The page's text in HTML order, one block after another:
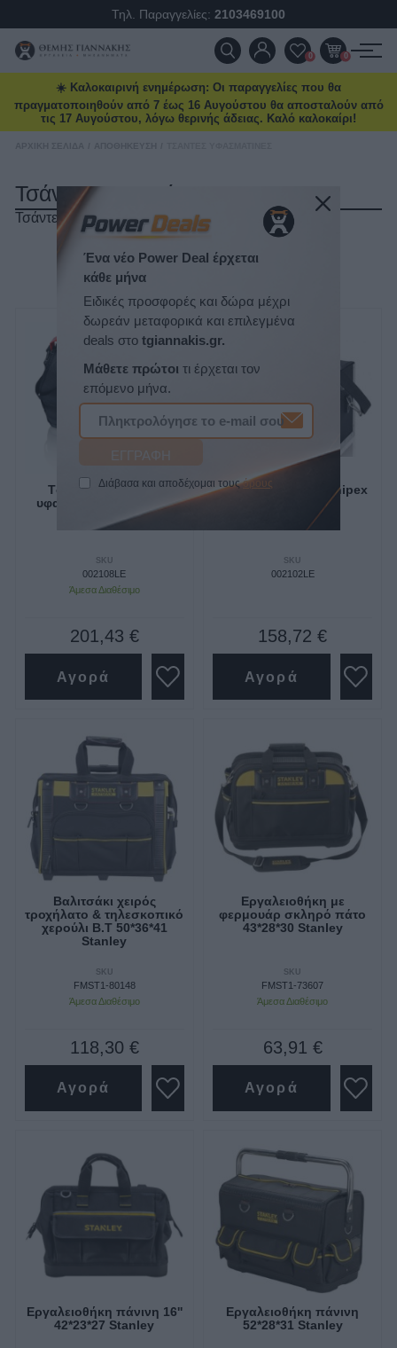
Τηλ. Παραγγελίες: 2103469100
ΠΡΟΪΌΝΤΑ
ΠΡΟΣΦΟΡΈΣ
ΕΠΙΚΟΙΝΩΝΊΑ
ΝΈΑ & ΆΡΘΡΑ
0 0
☀️ Καλοκαιρινή ενημέρωση: Οι παραγγελίες που θα
πραγματοποιηθούν από 7 έως 16 Αυγούστου θα αποσταλούν από
τις 17 Αυγούστου, λόγω θερινής άδειας. Καλό καλοκαίρι!
Τσάντες Υφασμάτινες
Τσάντες Υφασμάτινες
ΕΜΦΆΝΙΣΗ
Tσάντα εργαλείων
υφασμάτινη light pack
Knipex
SKU
002108LE
Άμεσα Διαθέσιμο
201,43 €
Αγορά
Βαλιτσάκι classic knipex
SKU
002102LE
158,72 €
Αγορά
Βαλιτσάκι χειρός
τροχήλατο & τηλεσκοπικό
χερούλι Β.Τ 50*36*41
Stanley
SKU
FMST1-80148
Άμεσα Διαθέσιμο
118,30 €
Αγορά
Εργαλειοθήκη με
φερμουάρ σκληρό πάτο
43*28*30 Stanley
SKU
FMST1-73607
Άμεσα Διαθέσιμο
63,91 €
Αγορά
Εργαλειοθήκη πάνινη 16''
42*23*27 Stanley
Εργαλειοθήκη πάνινη
52*28*31 Stanley
Ένα νέο Power Deal έρχεται
κάθε μήνα
Ειδικές προσφορές και δώρα μέχρι
δωρεάν μεταφορικά και επιλεγμένα
deals στο tgiannakis.gr.
Μάθετε πρώτοι τι έρχεται τον
επόμενο μήνα.
Διάβασα και αποδέχομαι τουςόρους